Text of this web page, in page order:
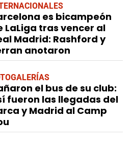
es bicampeón
LaLiga tras vencer al
Madrid: Rashford y
anotaron
el bus de su club:
fueron las llegadas del
y Madrid al Camp